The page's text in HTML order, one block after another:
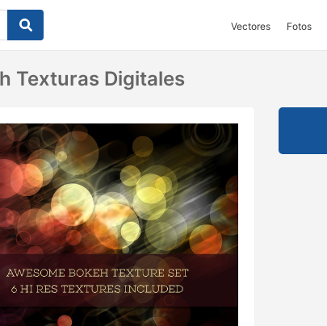
Vectores Fotos
Texturas Digitales